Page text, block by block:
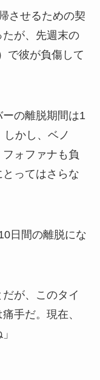
させるための契
が、先週末の
で彼が負傷して
の離脱期間は1
かし、ベノ
ォファナも負
ってはさらな
日間の離脱にな
だが、このタイ
手だ。現在、